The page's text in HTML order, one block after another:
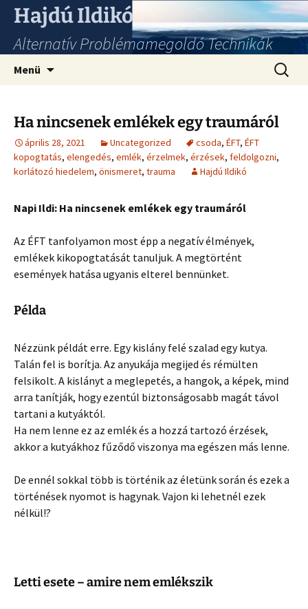
Hajdú Ildikó
Alternatív Problémamegoldó Technikák
Menü
Ha nincsenek emlékek egy traumáról
április 28, 2021 Uncategorized csoda, ÉFT, ÉFT
kopogtatás, elengedés, emlék, érzelmek, érzések, feldolgozni,
korlátozó hiedelem, önismeret, trauma Hajdú Ildikó
Napi Ildi: Ha nincsenek emlékek egy traumáról
Az ÉFT tanfolyamon most épp a negatív élmények,
emlékek kikopogtatását tanuljuk. A megtörtént
események hatása ugyanis elterel bennünket.
Példa
Nézzünk példát erre. Egy kislány felé szalad egy kutya.
Talán fel is borítja. Az anyukája megijed és rémülten
felsikolt. A kislányt a meglepetés, a hangok, a képek, mind
arra tanítják, hogy ezentúl biztonságosabb magát távol
tartani a kutyáktól.
Ha nem lenne ez az emlék és a hozzá tartozó érzések,
akkor a kutyákhoz fűződő viszonya ma egészen más lenne.
De ennél sokkal több is történik az életünk során és ezek a
történések nyomot is hagynak. Vajon ki lehetnél ezek
nélkül!?
Letti esete – amire nem emlékszik